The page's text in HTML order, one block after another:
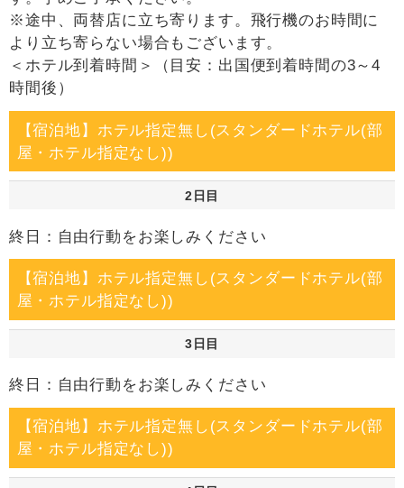
※途中、両替店に立ち寄ります。飛行機のお時間に
より立ち寄らない場合もございます。
＜ホテル到着時間＞（目安：出国便到着時間の3～4
時間後）
【宿泊地】ホテル指定無し(スタンダードホテル(部
屋・ホテル指定なし))
2日目
終日：自由行動をお楽しみください
【宿泊地】ホテル指定無し(スタンダードホテル(部
屋・ホテル指定なし))
3日目
終日：自由行動をお楽しみください
【宿泊地】ホテル指定無し(スタンダードホテル(部
屋・ホテル指定なし))